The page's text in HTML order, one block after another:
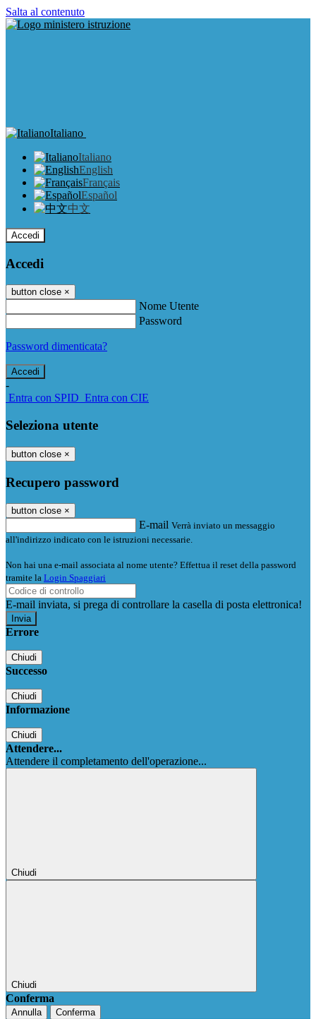
Salta al contenuto
Italiano
Italiano
English
Français
Español
中文
Accedi
Accedi
button close ×
Nome Utente
Password
Password dimenticata?
-
Entra con SPID Entra con CIE
Seleziona utente
button close ×
Recupero password
button close ×
E-mail Verrà inviato un messaggio
all'indirizzo indicato con le istruzioni necessarie.
Non hai una e-mail associata al nome utente? Effettua il reset della password
tramite la Login Spaggiari
E-mail inviata, si prega di controllare la casella di posta elettronica!
Errore
Chiudi
Successo
Chiudi
Informazione
Chiudi
Attendere...
Attendere il completamento dell'operazione...
Chiudi
Chiudi
Conferma
Annulla Conferma